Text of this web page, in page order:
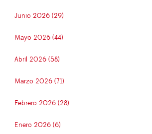
Junio 2026 (29)
Mayo 2026 (44)
Abril 2026 (58)
Marzo 2026 (71)
Febrero 2026 (28)
Enero 2026 (6)